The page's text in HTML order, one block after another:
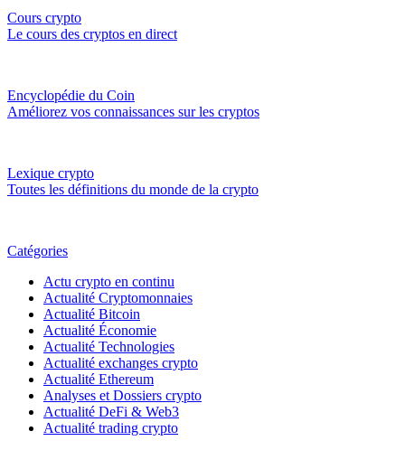
Cours crypto
Le cours des cryptos en direct
Encyclopédie du Coin
Améliorez vos connaissances sur les cryptos
Lexique crypto
Toutes les définitions du monde de la crypto
Catégories
Actu crypto en continu
Actualité Cryptomonnaies
Actualité Bitcoin
Actualité Économie
Actualité Technologies
Actualité exchanges crypto
Actualité Ethereum
Analyses et Dossiers crypto
Actualité DeFi & Web3
Actualité trading crypto